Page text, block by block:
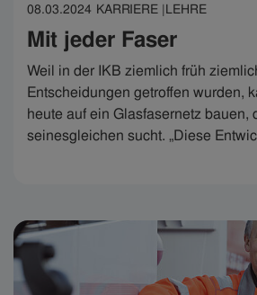
08.03.2024 KARRIERE |LEHRE
Mit jeder Faser
Weil in der IKB ziemlich früh
Entscheidungen getroffen wurden,
heute auf ein Glasfasernetz bauen,
seinesgleichen sucht. „Diese
Hammer, ein Wahnsinn“, sagt
IKB meisterhaft begleitet. Er ist mit
Begeisterung dabei. Und mit jeder